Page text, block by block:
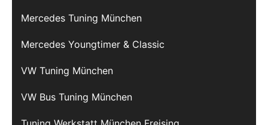
Mercedes Tuning München
Mercedes Youngtimer & Classic
VW Tuning München
VW Bus Tuning München